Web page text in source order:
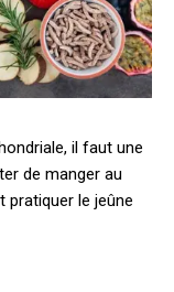
il faut une
de manger au
pratiquer le jeûne